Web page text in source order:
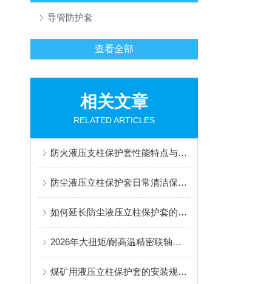
导管防护套
查看全部
相关文章
RELATED ARTICLES
防火液压支柱保护套性能特点与阻燃防护应用
防尘液压立柱保护套日常清洁保养与更换规范
如何延长防尘液压立柱保护套的使用寿命？
2026年大扭矩/耐高温精密联轴器定制找哪家？能实现精准定制的优质厂家盘点
煤矿用液压立柱保护套的安装规范与使用寿命提升方案